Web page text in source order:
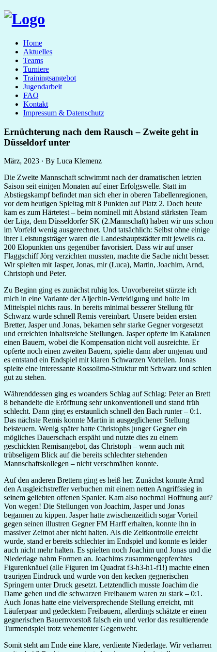
Home
Aktuelles
Teams
Turniere
Trainingsangebot
Jugendarbeit
FAQ
Kontakt
Impressum & Datenschutz
Ernüchterung nach dem Rausch – Zweite geht in
Düsseldorf unter
März, 2023 · By Luca Klemenz
Die Zweite Mannschaft schwimmt nach der dramatischen letzten
Saison seit einigen Monaten auf einer Erfolgswelle. Statt im
Abstiegskampf befindet man sich eher in oberen Tabellenregionen,
vor dem heutigen Spieltag mit 8 Punkten auf Platz 2. Doch heute
kam es zum Härtetest – beim nominell mit Abstand stärksten Team
der Liga, dem Düsseldorfer SK (2.Mannschaft) haben wir uns schon
im Vorfeld wenig ausgerechnet. Und tatsächlich: Selbst ohne einige
ihrer Leistungsträger waren die Landeshauptstädter mit jeweils ca.
200 Elopunkten uns gegenüber favorisiert. Dass wir auf unser
Flaggschiff Jörg verzichten mussten, machte die Sache nicht besser.
Wir spielten mit Jasper, Jonas, mir (Luca), Martin, Joachim, Arnd,
Christoph und Peter.
Zu Beginn ging es zunächst ruhig los. Unvorbereitet stürzte ich
mich in eine Variante der Aljechin-Verteidigung und holte im
Mittelspiel nichts raus. In bereits minimal besserer Stellung für
Schwarz wurde schnell Remis vereinbart. Unsere beiden ersten
Bretter, Jasper und Jonas, bekamen sehr starke Gegner vorgesetzt
und erreichten inhaltsreiche Stellungen. Jasper opferte im Katalanen
einen Bauern, wobei die Kompensation nicht voll ausreichte. Er
opferte noch einen zweiten Bauern, spielte dann aber ungenau und
es entstand ein Endspiel mit klaren Schwarzen Vorteilen. Jonas
spielte eine interessante Rossolimo-Struktur mit Schwarz und schien
gut zu stehen.
Währenddessen ging es woanders Schlag auf Schlag: Peter an Brett
8 behandelte die Eröffnung sehr unkonventionell und stand früh
schlecht. Dann ging es erstaunlich schnell den Bach runter – 0:1.
Das nächste Remis konnte Martin in ausgeglichener Stellung
beisteuern. Wenig später hatte Christophs junger Gegner ein
mögliches Dauerschach erspäht und nutzte dies zu einem
geschickten Remisangebot, das Christoph – wenn auch mit
trübseligem Blick auf die bereits schlechter stehenden
Mannschaftskollegen – nicht verschmähen konnte.
Auf den anderen Brettern ging es heiß her. Zunächst konnte Arnd
den Ausgleichstreffer verbuchen mit einem netten Angriffssieg in
seinem geliebten offenen Spanier. Kam also nochmal Hoffnung auf?
Von wegen! Die Stellungen von Joachim, Jasper und Jonas
begannen zu kippen. Jasper hatte zwischenzeitlich sogar Vorteil
gegen seinen illustren Gegner FM Harff erhalten, konnte ihn in
massiver Zeitnot aber nicht halten. Als die Zeitkontrolle erreicht
wurde, stand er bereits schlechter im Endspiel und konnte es leider
auch nicht mehr halten. Es spielten noch Joachim und Jonas und die
Niederlage nahm Formen an. Joachims zusammengepferchtes
Figurenknäuel (alle Figuren im Quadrat f3-h3-h1-f1!) machte einen
traurigen Eindruck und wurde von den kecken gegnerischen
Springern unter Druck gesetzt. Letztendlich musste Joachim die
Dame geben und die schwarzen Freibauern waren zu stark – 0:1.
Auch Jonas hatte eine vielversprechende Stellung erreicht, mit
Läuferpaar und gedecktem Freibauern, allerdings schätzte er einen
gegnerischen Bauernvorstoß falsch ein und verlor das resultierende
Turmendspiel trotz vehementer Gegenwehr.
Somit steht am Ende eine klare, verdiente Niederlage. Wir verharren